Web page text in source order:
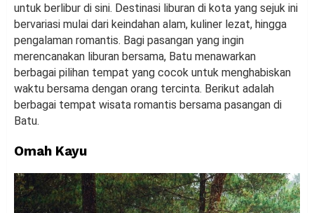
untuk berlibur di sini. Destinasi liburan di kota yang sejuk ini
bervariasi mulai dari keindahan alam, kuliner lezat, hingga
pengalaman romantis. Bagi pasangan yang ingin
merencanakan liburan bersama, Batu menawarkan
berbagai pilihan tempat yang cocok untuk menghabiskan
waktu bersama dengan orang tercinta. Berikut adalah
berbagai tempat wisata romantis bersama pasangan di
Batu.
Omah Kayu